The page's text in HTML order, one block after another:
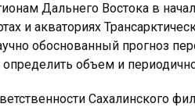
Дальнего Востока в
и акваториях
обоснованный прогноз
определить объем и
Сахалинского